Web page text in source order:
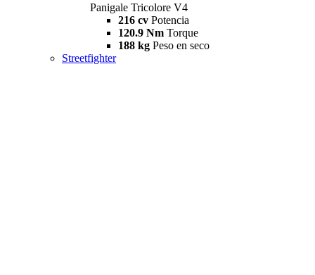
Panigale Tricolore V4
216 cv Potencia
120.9 Nm Torque
188 kg Peso en seco
Streetfighter